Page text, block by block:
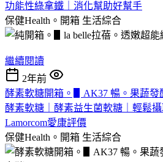
功能性綠拿鐵｜消化幫助好幫手
保健Health。開箱 生活綜合
繼續閱讀
2年前
酵素軟糖開箱。▋AK37 暢。果蔬發
酵素軟糖｜酵素益生菌軟糖｜輕鬆攝
Lamorcom愛康評價
保健Health。開箱 生活綜合